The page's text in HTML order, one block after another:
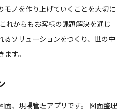
モノを作り上げていくことを大切に
れからもお客様の課題解決を通じ
るソリューションをつくり、世の中
す。
面、現場管理アプリです。 図面整理